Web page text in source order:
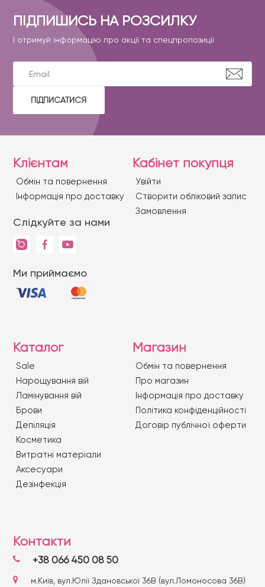
ПІДПИШИСЬ НА РОЗСИЛКУ
І отримуй інформацію про акції та спецпропозиції
ПІДПИСАТИСЯ
Клієнтам
Обмін та повернення
Iнформація про доставку
Слідкуйте за нами
Ми приймаємо
Кабінет покупця
Увійти
Створити обліковий запис
Замовлення
Каталог
Sale
Нарощування вій
Ламінування вій
Брови
Депіляція
Косметика
Витратні матеріали
Аксесуари
Дезінфекція
Магазин
Обмін та повернення
Про магазин
Iнформація про доставку
Політика конфіденційності
Договір публічної оферти
Контакти
+38 066 450 08 50
м.Київ, вул.Юлії Здановської 36В (вул.Ломоносова 36В)